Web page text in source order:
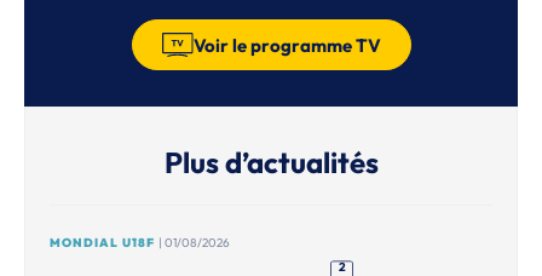
Voir le programme TV
Plus d’actualités
MONDIAL U18F | 01/08/2026
2